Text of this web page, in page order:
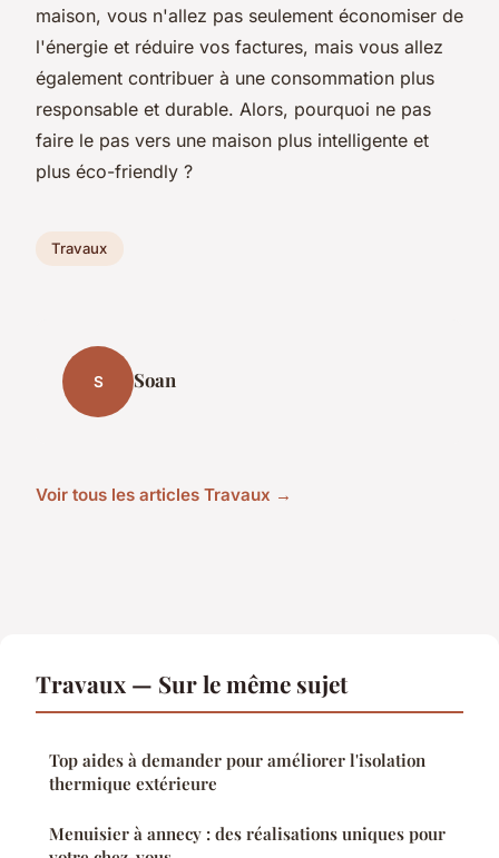
maison, vous n'allez pas seulement économiser de
l'énergie et réduire vos factures, mais vous allez
également contribuer à une consommation plus
responsable et durable. Alors, pourquoi ne pas
faire le pas vers une maison plus intelligente et
plus éco-friendly ?
Travaux
S Soan
Voir tous les articles Travaux →
Travaux — Sur le même sujet
Top aides à demander pour améliorer l'isolation
thermique extérieure
Menuisier à annecy : des réalisations uniques pour